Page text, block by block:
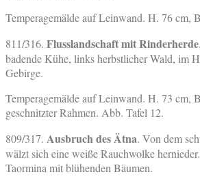
Temperagemälde auf Leinwand. H. 76 cm,
811/316. Flusslandschaft mit Rinderherde
badende Kühe, links herbstlicher Wald, im
Gebirge.
Temperagemälde auf Leinwand. H. 73 cm,
geschnitzter Rahmen. Abb. Tafel 12.
809/317. Ausbruch des Ätna. Von dem
wälzt sich eine weiße Rauchwolke
Taormina mit blühenden Bäumen.